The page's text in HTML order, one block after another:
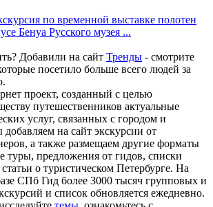
по временной выставке полотен
Бенуа Русского музея ...
Добавили на сайт Тренды - смотрите
посетило больше всего людей за
проект, созданный с целью
путешественников актуальные
услуг, связанных с городом и
на сайт экскурсии от
а также размещаем другие форматы
туры, предложения от гидов, списки
о туристическом Петербурге. На
СПб Гид более 3000 тысяч групповых и
и список обновляется ежедневно.